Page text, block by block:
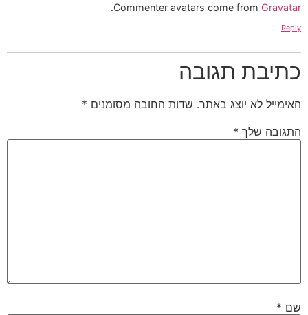
Commenter avatars come from Gravatar
.
Reply
כתיבת תגובה
האימייל לא יוצג באתר. שדות החובה מסומנים *
התגובה שלך *
שם *